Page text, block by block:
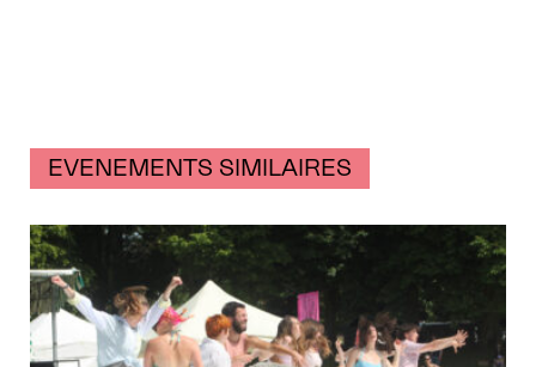
EVENEMENTS SIMILAIRES